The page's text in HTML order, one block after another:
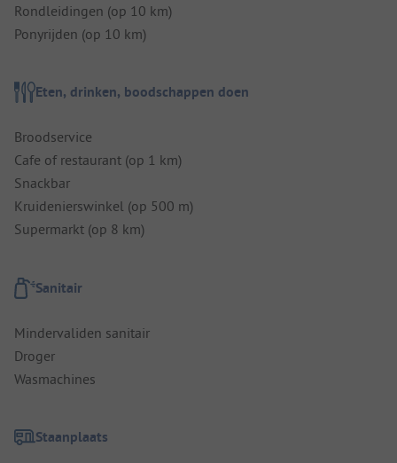
Rondleidingen (op 10 km)
Ponyrijden (op 10 km)
Eten, drinken, boodschappen doen
Broodservice
Cafe of restaurant (op 1 km)
Snackbar
Kruidenierswinkel (op 500 m)
Supermarkt (op 8 km)
Sanitair
Mindervaliden sanitair
Droger
Wasmachines
Staanplaats